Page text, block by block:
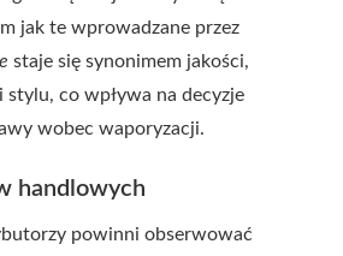
jak te wprowadzane przez
staje się synonimem jakości,
stylu, co wpływa na decyzje
wobec waporyzacji.
handlowych
powinni obserwować